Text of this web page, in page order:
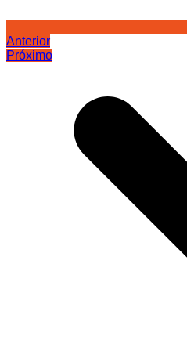
Anterior
Próximo